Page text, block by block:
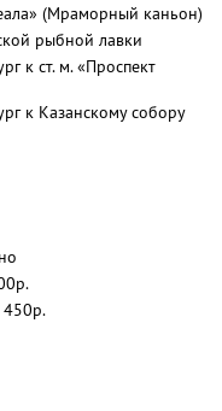
(Мраморный каньон)
рыбной лавки
к ст. м. «Проспект
к Казанскому собору
450р.